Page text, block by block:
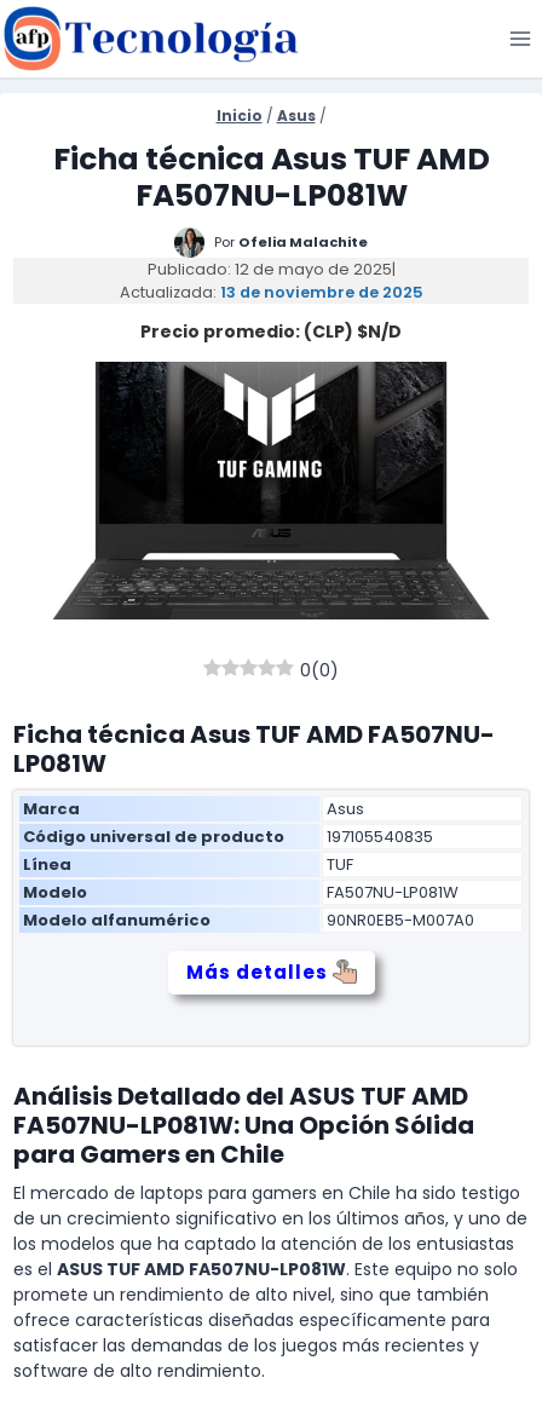
Saltar
al
contenido
Inicio / Asus /
Ficha técnica Asus TUF AMD
FA507NU-LP081W
Por Ofelia Malachite
Publicado: 12 de mayo de 2025|
Actualizada: 13 de noviembre de 2025
Precio promedio: (CLP) $N/D
0(0)
Ficha técnica Asus TUF AMD FA507NU-
LP081W
Marca
Asus
Código universal de producto
197105540835
Línea
TUF
Modelo
FA507NU-LP081W
Modelo alfanumérico
90NR0EB5-M007A0
Más detalles
Análisis Detallado del ASUS TUF AMD
FA507NU-LP081W: Una Opción Sólida
para Gamers en Chile
El mercado de laptops para gamers en Chile ha sido testigo
de un crecimiento significativo en los últimos años, y uno de
los modelos que ha captado la atención de los entusiastas
es el ASUS TUF AMD FA507NU-LP081W. Este equipo no solo
promete un rendimiento de alto nivel, sino que también
ofrece características diseñadas específicamente para
satisfacer las demandas de los juegos más recientes y
software de alto rendimiento.